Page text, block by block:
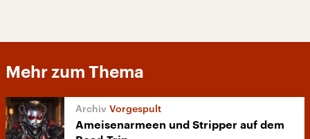
Mehr zum Thema
Vorgespult
Ameisenarmeen und Stripper auf dem